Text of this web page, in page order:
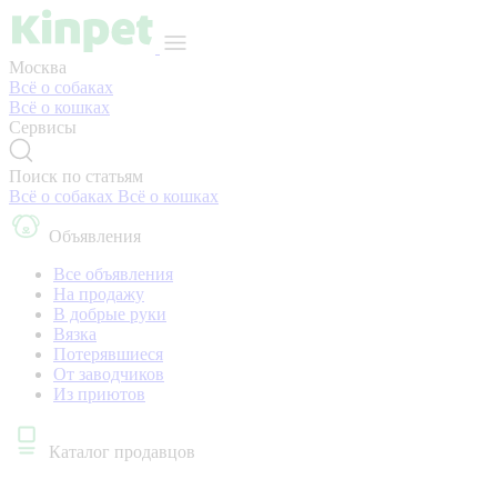
Москва
Всё о собаках
Всё о кошках
Сервисы
Поиск по статьям
Всё о собаках Всё о кошках
Объявления
Все объявления
На продажу
В добрые руки
Вязка
Потерявшиеся
От заводчиков
Из приютов
Каталог продавцов